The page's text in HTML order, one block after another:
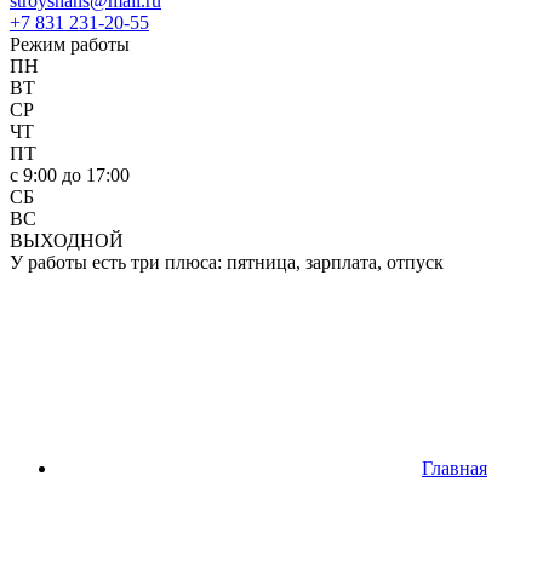
+7 831 231-20-55
Режим работы
ПН
ВТ
СР
ЧТ
ПТ
c 9:00 до 17:00
СБ
ВС
ВЫХОДНОЙ
У работы есть три плюса: пятница, зарплата, отпуск
Главная